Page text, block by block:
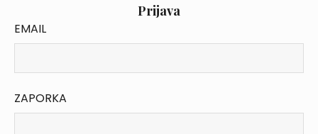
Prijava
EMAIL
ZAPORKA